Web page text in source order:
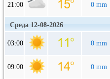
21:00 0 mm
Среда 12-08-2026
03:00 0 mm
09:00 0 mm